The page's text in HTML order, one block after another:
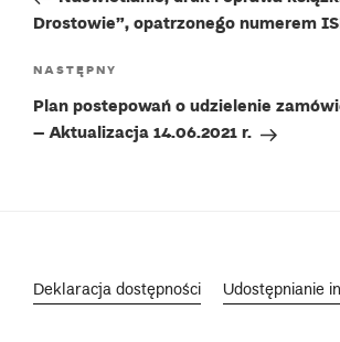
Drostowie”, opatrzonego numerem
Następny
wpis
NASTĘPNY
Plan postepowań o udzielenie
– Aktualizacja 14.06.2021 r.
Deklaracja dostępności Udostępnianie